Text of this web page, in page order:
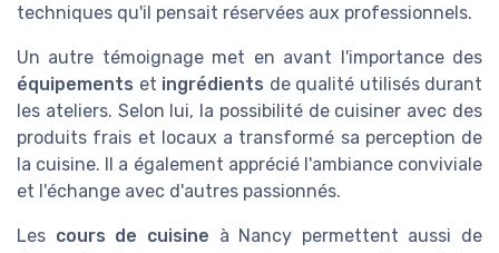
techniques qu'il pensait réservées aux professionnels.
Un autre témoignage met en avant l'importance des
équipements et ingrédients de qualité utilisés durant
les ateliers. Selon lui, la possibilité de cuisiner avec des
produits frais et locaux a transformé sa perception de
la cuisine. Il a également apprécié l'ambiance conviviale
et l'échange avec d'autres passionnés.
Les cours de cuisine à Nancy permettent aussi de